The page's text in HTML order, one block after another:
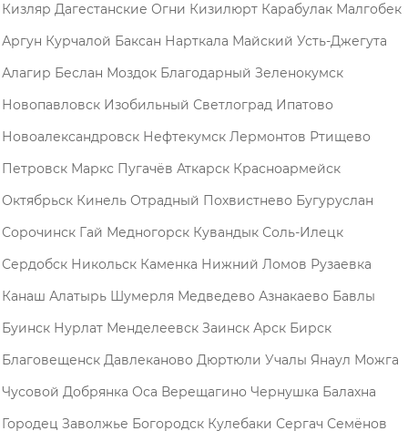
Кизляр Дагестанские Огни Кизилюрт Карабулак Малгобек
Аргун Курчалой Баксан Нарткала Майский Усть-Джегута
Алагир Беслан Моздок Благодарный Зеленокумск
Новопавловск Изобильный Светлоград Ипатово
Новоалександровск Нефтекумск Лермонтов Ртищево
Петровск Маркс Пугачёв Аткарск Красноармейск
Октябрьск Кинель Отрадный Похвистнево Бугуруслан
Сорочинск Гай Медногорск Кувандык Соль-Илецк
Сердобск Никольск Каменка Нижний Ломов Рузаевка
Канаш Алатырь Шумерля Медведево Азнакаево Бавлы
Буинск Нурлат Менделеевск Заинск Арск Бирск
Благовещенск Давлеканово Дюртюли Учалы Янаул Можга
Чусовой Добрянка Оса Верещагино Чернушка Балахна
Городец Заволжье Богородск Кулебаки Сергач Семёнов